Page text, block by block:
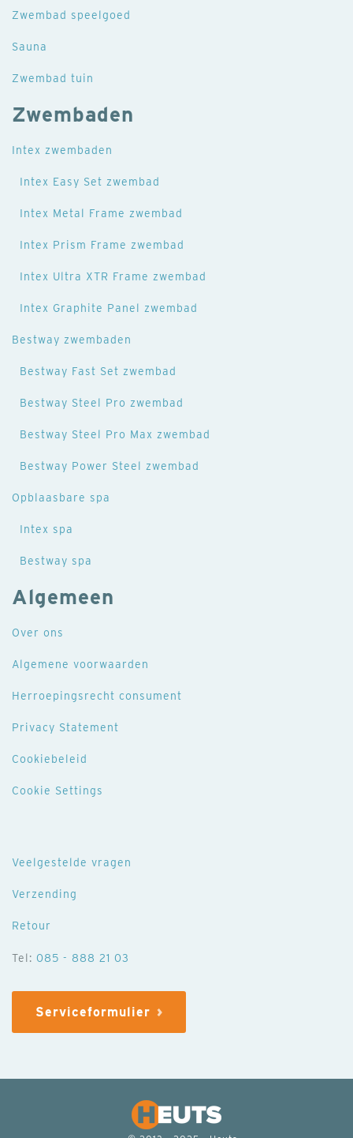
Zwembad speelgoed
Sauna
Zwembad tuin
Zwembaden
Intex zwembaden
Intex Easy Set zwembad
Intex Metal Frame zwembad
Intex Prism Frame zwembad
Intex Ultra XTR Frame zwembad
Intex Graphite Panel zwembad
Bestway zwembaden
Bestway Fast Set zwembad
Bestway Steel Pro zwembad
Bestway Steel Pro Max zwembad
Bestway Power Steel zwembad
Opblaasbare spa
Intex spa
Bestway spa
Algemeen
Over ons
Algemene voorwaarden
Herroepingsrecht consument
Privacy Statement
Cookiebeleid
Cookie Settings
Veelgestelde vragen
Verzending
Retour
Tel: 085 - 888 21 03
Serviceformulier